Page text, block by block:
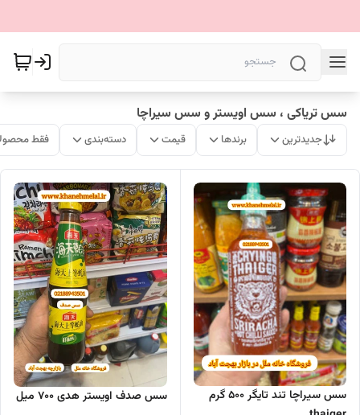
سس تریاکی ، سس اویستر و سس سیراچا
جدیدترین برندها قیمت دسته‌بندی فقط
سس سیراچا تند تایگر 500 گرم
سس صدف اویستر هدی ۷۰۰ میل